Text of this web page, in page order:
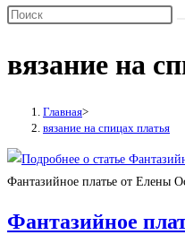
вязание на
Главная>
вязание на спицах платья
Фантазийное платье от Елены
Фантазийное